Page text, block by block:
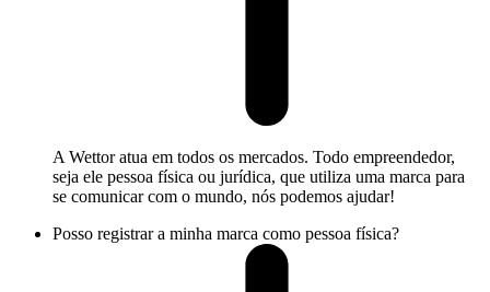
A Wettor atua em todos os mercados. Todo empreendedor,
seja ele pessoa física ou jurídica, que utiliza uma marca para
se comunicar com o mundo, nós podemos ajudar!
Posso registrar a minha marca como pessoa física?